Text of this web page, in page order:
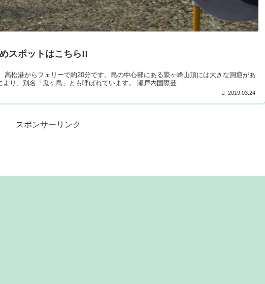
スポットはこちら!!
松港からフェリーで約20分です。島の中心部にある鷲ヶ峰山頂には大きな洞窟があ
り、別名「鬼ヶ島」とも呼ばれています。 瀬戸内国際芸…
2019.03.24
スポンサーリンク